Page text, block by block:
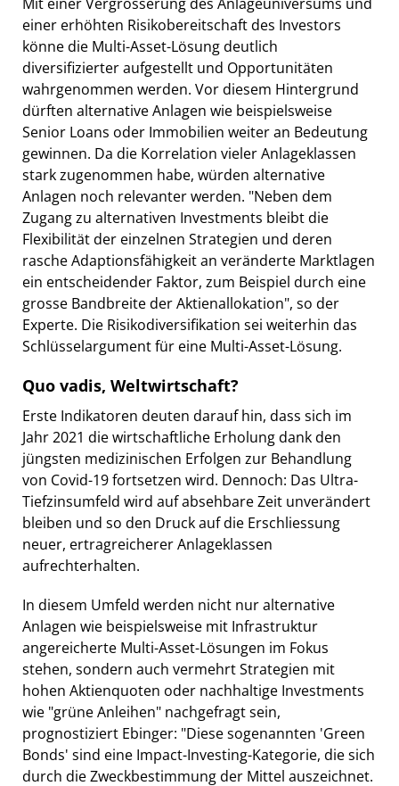
einer erhöhten Risikobereitschaft des Investors
könne die Multi-Asset-Lösung deutlich
diversifizierter aufgestellt und Opportunitäten
wahrgenommen werden. Vor diesem Hintergrund
dürften alternative Anlagen wie beispielsweise
Senior Loans oder Immobilien weiter an Bedeutung
gewinnen. Da die Korrelation vieler Anlageklassen
stark zugenommen habe, würden alternative
Anlagen noch relevanter werden. "Neben dem
Zugang zu alternativen Investments bleibt die
Flexibilität der einzelnen Strategien und deren
rasche Adaptionsfähigkeit an veränderte Marktlagen
ein entscheidender Faktor, zum Beispiel durch eine
grosse Bandbreite der Aktienallokation", so der
Experte. Die Risikodiversifikation sei weiterhin das
Schlüsselargument für eine Multi-Asset-Lösung.
Quo vadis, Weltwirtschaft?
Erste Indikatoren deuten darauf hin, dass sich im
Jahr 2021 die wirtschaftliche Erholung dank den
jüngsten medizinischen Erfolgen zur Behandlung
von Covid-19 fortsetzen wird. Dennoch: Das Ultra-
Tiefzinsumfeld wird auf absehbare Zeit unverändert
bleiben und so den Druck auf die Erschliessung
neuer, ertragreicherer Anlageklassen
aufrechterhalten.
In diesem Umfeld werden nicht nur alternative
Anlagen wie beispielsweise mit Infrastruktur
angereicherte Multi-Asset-Lösungen im Fokus
stehen, sondern auch vermehrt Strategien mit
hohen Aktienquoten oder nachhaltige Investments
wie "grüne Anleihen" nachgefragt sein,
prognostiziert Ebinger: "Diese sogenannten 'Green
Bonds' sind eine Impact-Investing-Kategorie, die sich
durch die Zweckbestimmung der Mittel auszeichnet.